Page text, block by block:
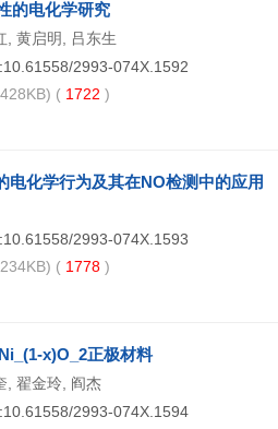
的电化学研究
, 黄启明, 吕东生
10.61558/2993-074X.1592
( 1722 )
电化学行为及其在NO检测中的应用
10.61558/2993-074X.1593
( 1778 )
x)O_2正极材料
, 翟金玲, 阎杰
10.61558/2993-074X.1594